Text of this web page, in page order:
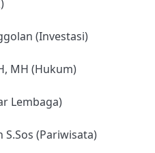
(Investasi)
MH (Hukum)
Lembaga)
S.Sos (Pariwisata)